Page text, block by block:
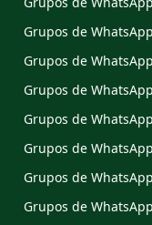
Grupos de
Grupos de
Grupos de
Grupos de
Grupos de
Grupos de
Grupos de